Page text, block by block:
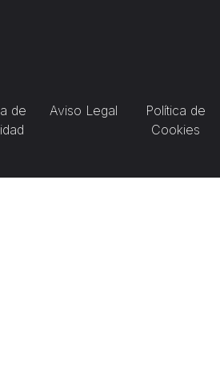
de
Aviso Legal
Política de
Cookies